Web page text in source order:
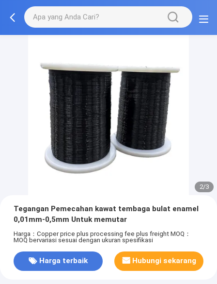
2/3
Tegangan Pemecahan kawat tembaga bulat enamel
0,01mm-0,5mm Untuk memutar
Harga：Copper price plus processing fee plus freight MOQ：
MOQ bervariasi sesuai dengan ukuran spesifikasi
Harga terbaik Hubungi sekarang